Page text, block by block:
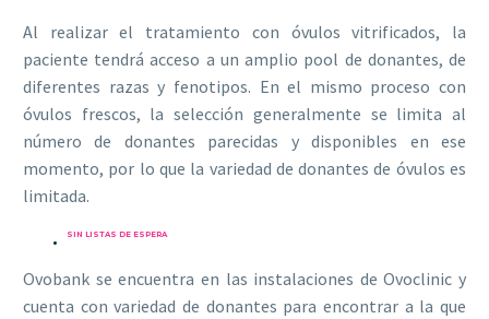
Al realizar el tratamiento con óvulos vitrificados, la
paciente tendrá acceso a un amplio pool de donantes, de
diferentes razas y fenotipos. En el mismo proceso con
óvulos frescos, la selección generalmente se limita al
número de donantes parecidas y disponibles en ese
momento, por lo que la variedad de donantes de óvulos es
limitada.
SIN LISTAS DE ESPERA
Ovobank se encuentra en las instalaciones de Ovoclinic y
cuenta con variedad de donantes para encontrar a la que